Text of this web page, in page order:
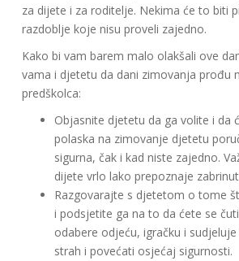
za dijete i za roditelje. Nekima će to biti
razdoblje koje nisu proveli zajedno.
Kako bi vam barem malo olakšali ove
vama i djetetu da dani zimovanja prođu
predškolca:
Objasnite djetetu da ga volite i da
polaska na zimovanje djetetu
sigurna, čak i kad niste zajedno.
dijete vrlo lako prepoznaje
Razgovarajte s djetetom o tome
i podsjetite ga na to da ćete se
odabere odjeću, igračku i
strah i povećati osjećaj sigurnosti.